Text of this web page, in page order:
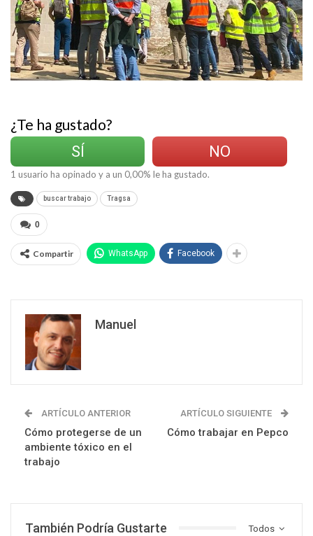
¿Te ha gustado?
SÍ
NO
1 usuario ha opinado y a un 0,00% le ha gustado.
buscar trabajo Tragsa
0
Compartir WhatsApp Facebook
Manuel
ARTÍCULO ANTERIOR
Cómo protegerse de un
ambiente tóxico en el
trabajo
ARTÍCULO SIGUIENTE
Cómo trabajar en Pepco
Todos
También Podría Gustarte